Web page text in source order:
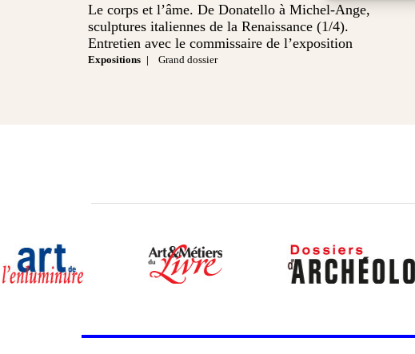
Le corps et l’âme. De Donatello à Michel‑Ange,
sculptures italiennes de la Renaissance (1/4).
Entretien avec le commissaire de l’exposition
Expositions Grand dossier